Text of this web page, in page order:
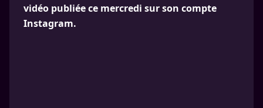
vidéo publiée ce mercredi sur son compte
Instagram.